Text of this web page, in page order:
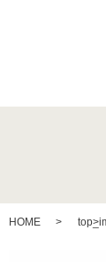
HOME